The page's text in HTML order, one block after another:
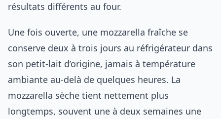
résultats différents au four.
Une fois ouverte, une mozzarella fraîche se
conserve deux à trois jours au réfrigérateur dans
son petit-lait d’origine, jamais à température
ambiante au-delà de quelques heures. La
mozzarella sèche tient nettement plus
longtemps, souvent une à deux semaines une